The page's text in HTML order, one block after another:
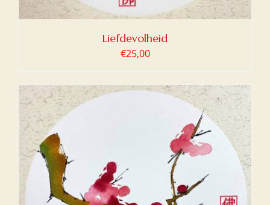
Liefdevolheid
€25,00